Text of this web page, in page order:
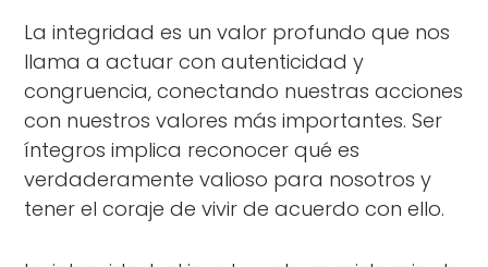
La integridad es un valor profundo que nos
llama a actuar con autenticidad y
congruencia, conectando nuestras acciones
con nuestros valores más importantes. Ser
íntegros implica reconocer qué es
verdaderamente valioso para nosotros y
tener el coraje de vivir de acuerdo con ello.